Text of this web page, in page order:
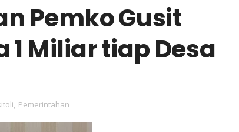
Pemko Gusit
1 Miliar tiap Desa
Pemerintahan